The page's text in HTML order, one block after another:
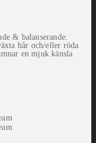
& balanserande.
hår och/eller röda
en mjuk känsla